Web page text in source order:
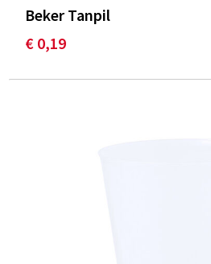
Beker Tanpil
€ 0,19